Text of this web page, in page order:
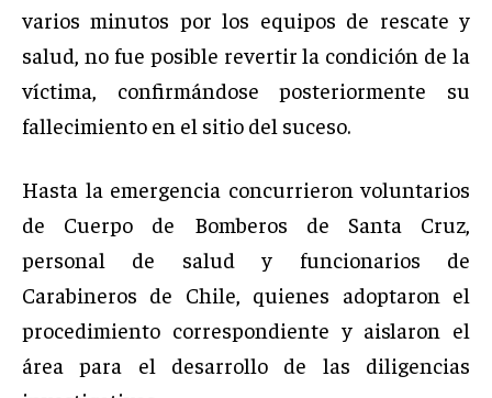
varios minutos por los equipos de rescate y
salud, no fue posible revertir la condición de la
víctima, confirmándose posteriormente su
fallecimiento en el sitio del suceso.
Hasta la emergencia concurrieron voluntarios
de Cuerpo de Bomberos de Santa Cruz,
personal de salud y funcionarios de
Carabineros de Chile, quienes adoptaron el
procedimiento correspondiente y aislaron el
área para el desarrollo de las diligencias